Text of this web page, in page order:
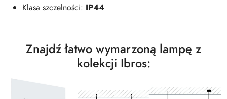
Klasa szczelności: IP44
Znajdź łatwo wymarzoną lampę z
kolekcji Ibros: